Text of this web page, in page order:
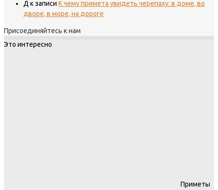
Д к записи К чему примета увидеть черепаху: в доме, во
дворе, в море, на дороге
Присоединяйтесь к нам
Это интересно
Приметы